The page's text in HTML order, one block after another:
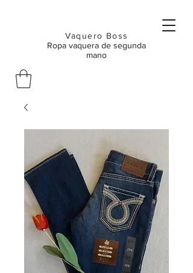
Vaquero Boss
Ropa vaquera de segunda
mano